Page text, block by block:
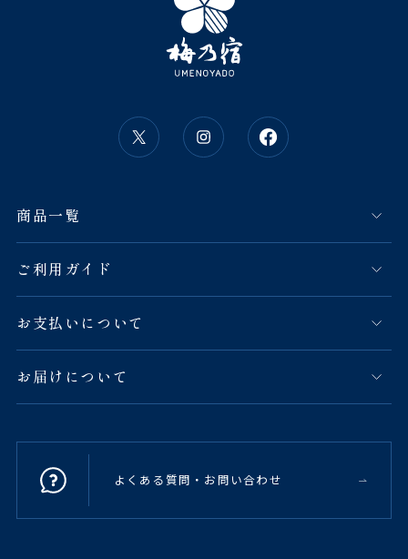
商品一覧
ご利用ガイド
お支払いについて
お届けについて
よくある質問・お問い合わせ